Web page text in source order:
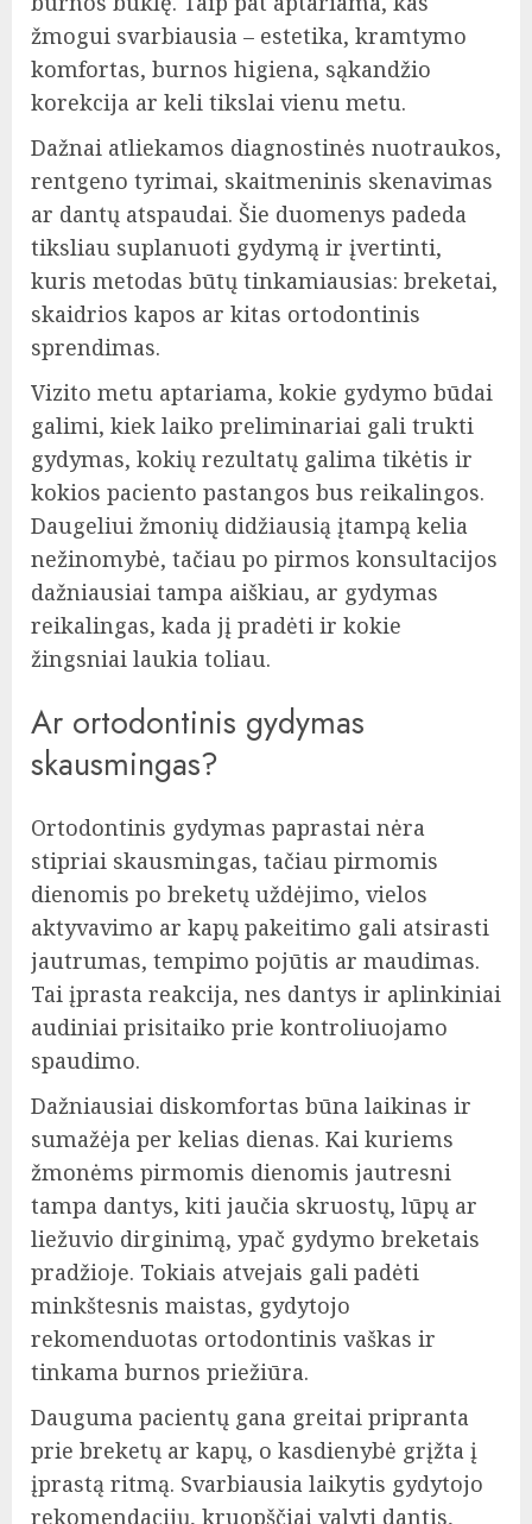
žmogui svarbiausia – estetika, kramtymo
komfortas, burnos higiena, sąkandžio
korekcija ar keli tikslai vienu metu.
Dažnai atliekamos diagnostinės nuotraukos,
rentgeno tyrimai, skaitmeninis skenavimas
ar dantų atspaudai. Šie duomenys padeda
tiksliau suplanuoti gydymą ir įvertinti,
kuris metodas būtų tinkamiausias: breketai,
skaidrios kapos ar kitas ortodontinis
sprendimas.
Vizito metu aptariama, kokie gydymo būdai
galimi, kiek laiko preliminariai gali trukti
gydymas, kokių rezultatų galima tikėtis ir
kokios paciento pastangos bus reikalingos.
Daugeliui žmonių didžiausią įtampą kelia
nežinomybė, tačiau po pirmos konsultacijos
dažniausiai tampa aiškiau, ar gydymas
reikalingas, kada jį pradėti ir kokie
žingsniai laukia toliau.
Ar ortodontinis gydymas
skausmingas?
Ortodontinis gydymas paprastai nėra
stipriai skausmingas, tačiau pirmomis
dienomis po breketų uždėjimo, vielos
aktyvavimo ar kapų pakeitimo gali atsirasti
jautrumas, tempimo pojūtis ar maudimas.
Tai įprasta reakcija, nes dantys ir aplinkiniai
audiniai prisitaiko prie kontroliuojamo
spaudimo.
Dažniausiai diskomfortas būna laikinas ir
sumažėja per kelias dienas. Kai kuriems
žmonėms pirmomis dienomis jautresni
tampa dantys, kiti jaučia skruostų, lūpų ar
liežuvio dirginimą, ypač gydymo breketais
pradžioje. Tokiais atvejais gali padėti
minkštesnis maistas, gydytojo
rekomenduotas ortodontinis vaškas ir
tinkama burnos priežiūra.
Dauguma pacientų gana greitai pripranta
prie breketų ar kapų, o kasdienybė grįžta į
įprastą ritmą. Svarbiausia laikytis gydytojo
rekomendacijų, kruopščiai valyti dantis,